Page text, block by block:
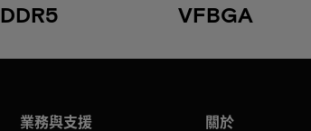
DDR5 VFBGA
業務與支援 關於